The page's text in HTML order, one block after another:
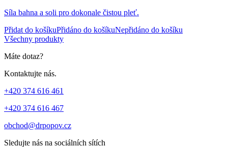
Síla bahna a soli pro dokonale čistou pleť.
Přidat do košíkuPřidáno do košíkuNepřidáno do košíku
Všechny produkty
Máte dotaz?
Kontaktujte nás.
+420 374 616 461
+420 374 616 467
obchod@drpopov.cz
Sledujte nás na sociálních sítích